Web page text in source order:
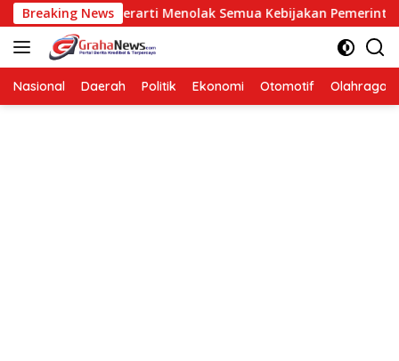
Langsung
ke
konten
Breaking News
Bukan Berarti Menolak Semua Kebijakan Pemerintah
Nasional Daerah Politik Ekonomi Otomotif Olahraga